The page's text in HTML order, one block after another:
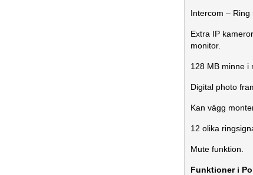
Intercom – Ring
Extra IP
monitor.
128 MB minne i
Digital photo
Kan vägg
12 olika
Mute funktion.
Funktioner i